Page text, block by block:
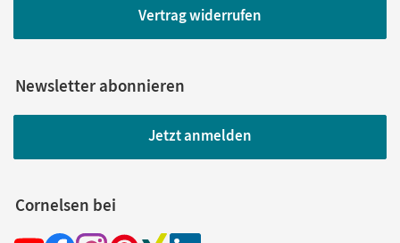
Vertrag widerrufen
Newsletter abonnieren
Jetzt anmelden
Cornelsen bei